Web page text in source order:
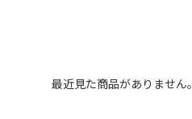
最近見た商品がありません。